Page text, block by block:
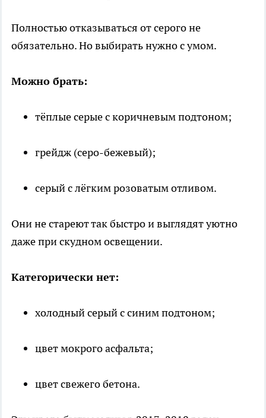
Полностью отказываться от серого не
обязательно. Но выбирать нужно с умом.
Можно брать:
тёплые серые с коричневым подтоном;
грейдж (серо-бежевый);
серый с лёгким розоватым отливом.
Они не стареют так быстро и выглядят уютно
даже при скудном освещении.
Категорически нет:
холодный серый с синим подтоном;
цвет мокрого асфальта;
цвет свежего бетона.